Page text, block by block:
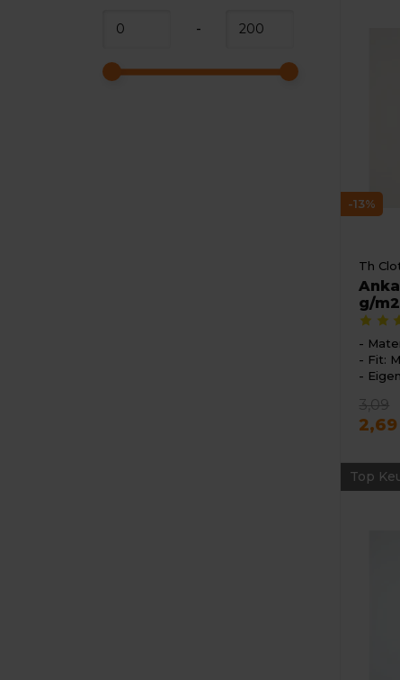
-
-13%
Th
g/m2
Fit:
3,09
2,69
Top